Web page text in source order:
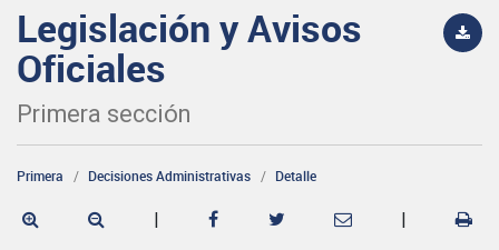
Legislación y Avisos
Oficiales
Primera sección
Primera Decisiones Administrativas Detalle
| |